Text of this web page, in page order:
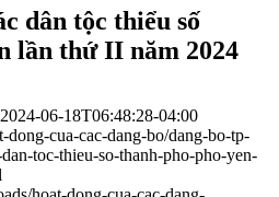
dân tộc thiểu số
lần thứ II năm 2024
2024-06-18T06:48:28-04:00
dong-cua-cac-dang-bo/dang-bo-tp-
toc-thieu-so-thanh-pho-pho-yen-